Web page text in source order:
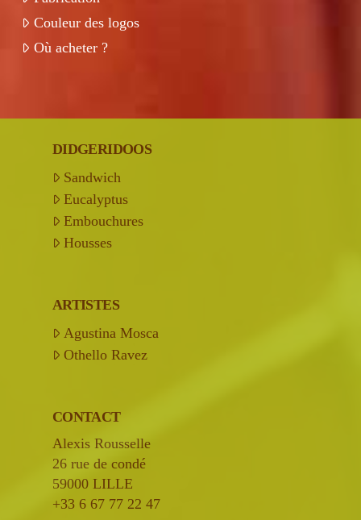
Couleur des logos
Où acheter ?
DIDGERIDOOS
Sandwich
Eucalyptus
Embouchures
Housses
ARTISTES
Agustina Mosca
Othello Ravez
CONTACT
Alexis Rousselle
26 rue de condé
59000 LILLE
+33 6 67 77 22 47